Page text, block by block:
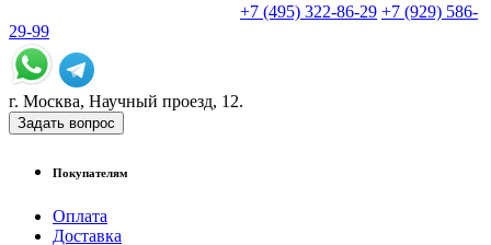
+7 (495) 322-86-29 +7 (929) 586-
29-99
г. Москва, Научный проезд, 12.
Задать вопрос
Покупателям
Оплата
Доставка